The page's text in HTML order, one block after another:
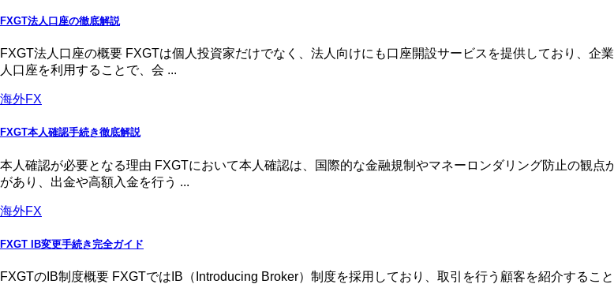
FXGT法人口座の徹底解説
FXGT法人口座の概要 FXGTは個人投資家だけでなく、法人向けにも口座開設サービスを提供しており、
人口座を利用することで、会 ...
海外FX
FXGT本人確認手続き徹底解説
本人確認が必要となる理由 FXGTにおいて本人確認は、国際的な金融規制やマネーロンダリング防止の観
があり、出金や高額入金を行う ...
海外FX
FXGT IB変更手続き完全ガイド
FXGTのIB制度概要 FXGTではIB（Introducing Broker）制度を採用しており、取引を行う顧客を紹介する